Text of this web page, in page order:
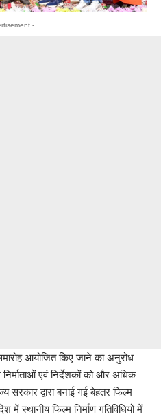
-
आयोजित किए जाने का अनुरोध
एवं निर्देशकों को और अधिक
सरकार द्वारा बनाई गई बेहतर फिल्म
में स्थानीय फिल्म निर्माण गतिविधियों में